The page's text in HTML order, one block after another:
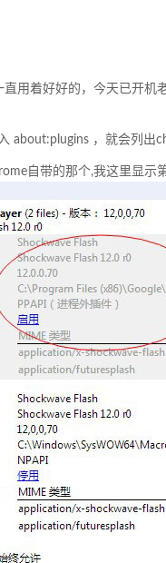
用着好好的，今天已开机
about:plugins ，就会列出
自带的那个,我这里显示